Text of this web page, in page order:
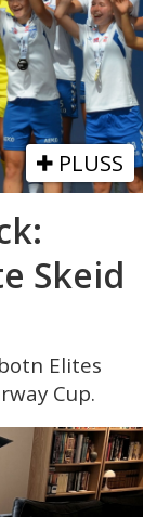
PLUSS
Skeid
Elites
Cup.